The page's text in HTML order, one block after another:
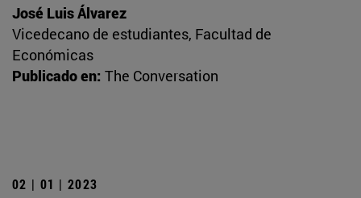
José Luis Álvarez
Vicedecano de estudiantes, Facultad de
Económicas
Publicado en: The Conversation
02 | 01 | 2023